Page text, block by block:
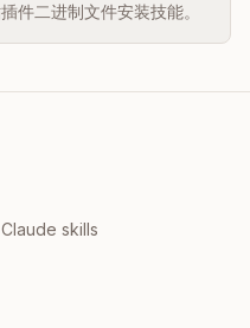
件二进制文件安装技能。
skills